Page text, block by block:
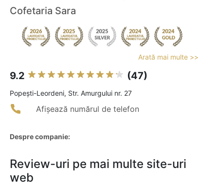
Cofetaria Sara
Arată mai multe >>
9.2 (47)
Popeşti-Leordeni, Str. Amurgului nr. 27
Afișează numărul de telefon
Despre companie:
Review-uri pe mai multe site-uri
web